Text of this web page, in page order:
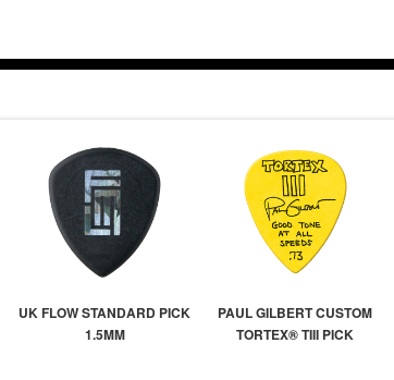
UK FLOW STANDARD PICK
1.5MM
PAUL GILBERT CUSTOM
TORTEX® TIII PICK